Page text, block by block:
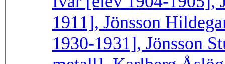
1911], Jönsson
1930-1931], Jönsson